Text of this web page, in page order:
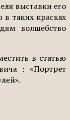
выставки его
таких красках
волшебство
в статью
: «Портрет